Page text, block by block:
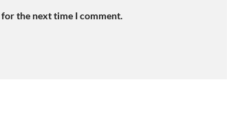
the next time I comment.